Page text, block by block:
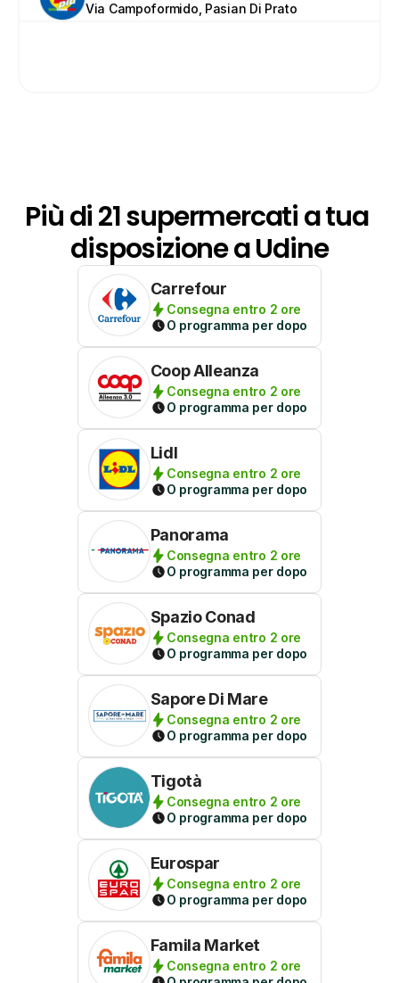
Via Campoformido, Pasian Di Prato
Più di 21 supermercati a tua
disposizione a Udine
Carrefour
Consegna entro 2 ore
O programma per dopo
Coop Alleanza
Consegna entro 2 ore
O programma per dopo
Lidl
Consegna entro 2 ore
O programma per dopo
Panorama
Consegna entro 2 ore
O programma per dopo
Spazio Conad
Consegna entro 2 ore
O programma per dopo
Sapore Di Mare
Consegna entro 2 ore
O programma per dopo
Tigotà
Consegna entro 2 ore
O programma per dopo
Eurospar
Consegna entro 2 ore
O programma per dopo
Famila Market
Consegna entro 2 ore